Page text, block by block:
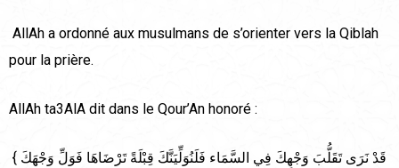
AllAh a ordonné aux musulmans de s’orienter vers la Qiblah
pour la prière.
AllAh ta3AlA dit dans le Qour’An honoré :
{ قَدْ نَرَى تَقَلُّبَ وَجْهِكَ فِي السَّمَاء فَلَنُوَلِّيَنَّكَ قِبْلَةً تَرْضَاهَا فَوَلِّ وَجْهَكَ